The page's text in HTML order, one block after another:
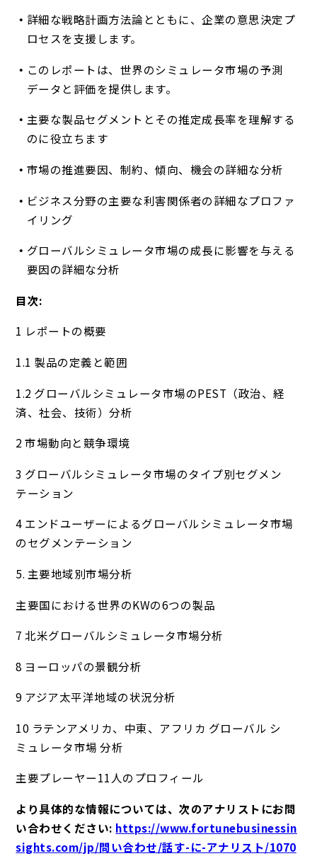
詳細な戦略計画方法論とともに、企業の意思決定プ
ロセスを支援します。
このレポートは、世界のシミュレータ市場の予測
データと評価を提供します。
主要な製品セグメントとその推定成長率を理解する
のに役立ちます
市場の推進要因、制約、傾向、機会の詳細な分析
ビジネス分野の主要な利害関係者の詳細なプロファ
イリング
グローバルシミュレータ市場の成長に影響を与える
要因の詳細な分析
目次:
1 レポートの概要
1.1 製品の定義と範囲
1.2 グローバルシミュレータ市場のPEST（政治、経
済、社会、技術）分析
2 市場動向と競争環境
3 グローバルシミュレータ市場のタイプ別セグメン
テーション
4 エンドユーザーによるグローバルシミュレータ市場
のセグメンテーション
5. 主要地域別市場分析
主要国における世界のKWの6つの製品
7 北米グローバルシミュレータ市場分析
8 ヨーロッパの景観分析
9 アジア太平洋地域の状況分析
10 ラテンアメリカ、中東、アフリカ グローバル シ
ミュレータ市場 分析
主要プレーヤー11人のプロフィール
より具体的な情報については、次のアナリストにお問
い合わせください: https://www.fortunebusinessin
sights.com/jp/問い合わせ/話す-に-アナリスト/1070